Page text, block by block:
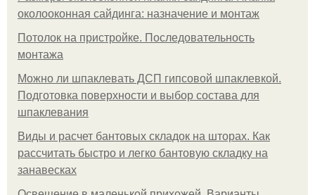
околооконная сайдинга: назначение и монтаж
Потолок на пристройке. Последовательность
монтажа
Можно ли шпаклевать ДСП гипсовой шпаклевкой.
Подготовка поверхности и выбор состава для
шпаклевания
Виды и расчет бантовых складок на шторах. Как
рассчитать быстро и легко бантовую складку на
занавесках